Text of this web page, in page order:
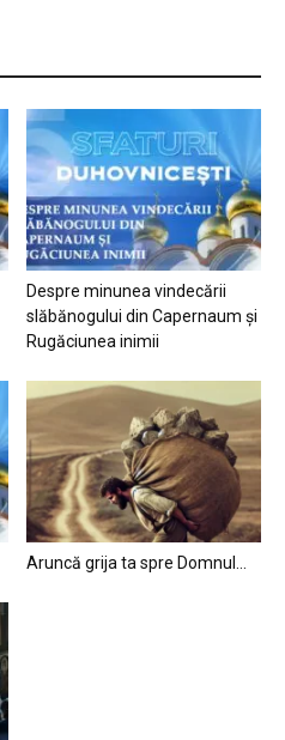
Despre minunea vindecării
slăbănogului din Capernaum și
Rugăciunea inimii
Aruncă grija ta spre Domnul…